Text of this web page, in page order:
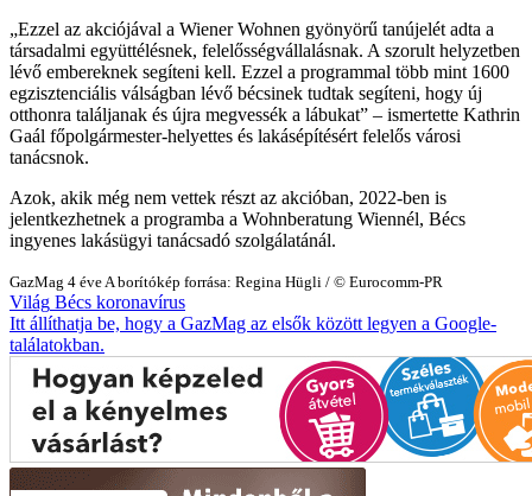
Ezzel az akciójával a Wiener Wohnen gyönyörű tanújelét adta a
társadalmi együttélésnek, felelősségvállalásnak. A szorult helyzetben
lévő embereknek segíteni kell. Ezzel a programmal több mint 1600
egzisztenciális válságban lévő bécsinek tudtak segíteni, hogy új
otthonra találjanak és újra megvessék a lábukat
– ismertette Kathrin
Gaál főpolgármester-helyettes és lakásépítésért felelős városi
tanácsnok.
Azok, akik még nem vettek részt az akcióban, 2022-ben is
jelentkezhetnek a programba a Wohnberatung Wiennél, Bécs
ingyenes lakásügyi tanácsadó szolgálatánál.
GazMag 4 éve A borítókép forrása: Regina Hügli / © Eurocomm-PR
Világ Bécs koronavírus
Itt állíthatja be, hogy a GazMag az elsők között legyen a Google-
találatokban.